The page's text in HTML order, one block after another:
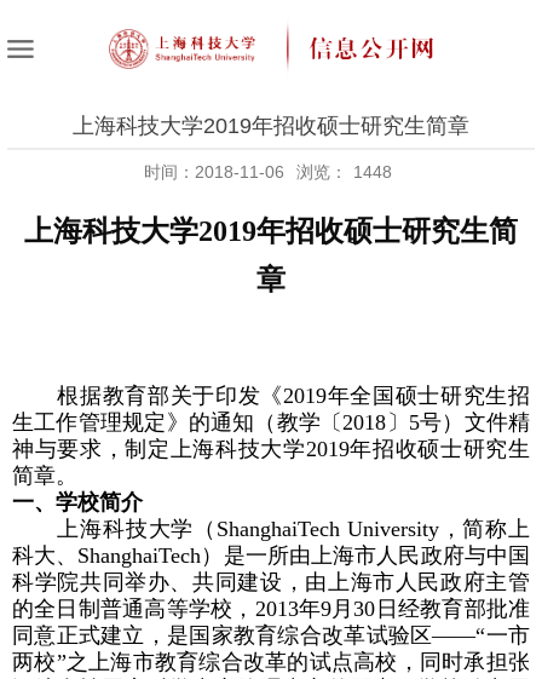
上海科技大学2019年招收硕士研究生简章
时间：2018-11-06 浏览： 1448
上海科技大学2019年招收硕士研究生简
章
根据教育部关于印发《2019年全国硕士研究生招
生工作管理规定》的通知（教学〔2018〕 5号）文件精
神与要求，制定上海科技大学2019年招收硕士研究生
简章。
一、学校简介
上海科技大学（ ShanghaiTech University，简称上
科大、 ShanghaiTech ）是一所由上海市人民政府与中国
科学院共同举办、共同建设，由上海市人民政府主管
的全日制普通高等学校， 2013年9月30 日经教育部批准
同意正式建立，是国家教育综合改革试验区——“一市
两校”之上海市教育综合改革的试点高校，同时承担张